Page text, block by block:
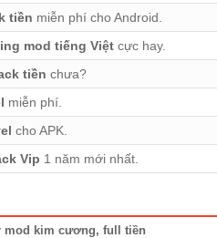
tiền miễn phí cho Android.
mod tiếng Việt cực hay.
tiền chưa?
miễn phí.
cho APK.
Vip 1 năm mới nhất.
mod kim cương, full tiền